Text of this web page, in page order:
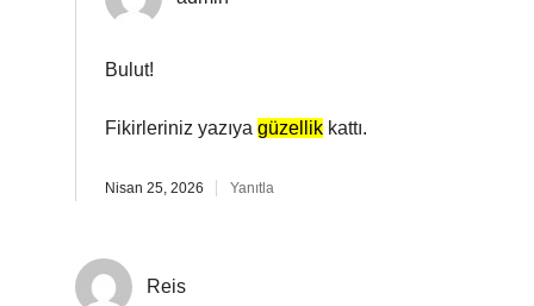
Bulut!
Fikirleriniz yazıya güzellik kattı.
Nisan 25, 2026 Yanıtla
Reis